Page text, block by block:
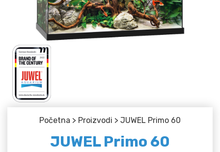
Početna > Proizvodi > JUWEL Primo 60
JUWEL Primo 60